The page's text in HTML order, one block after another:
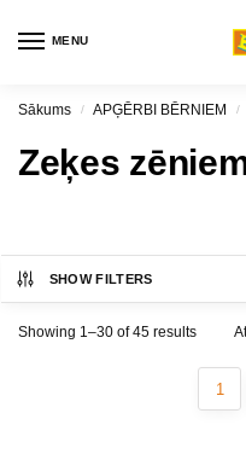
MENU
Sākums / APĢĒRBI BĒRNIEM /
Zeķes
SHOW FILTERS
Showing 1–30 of 45 results
1